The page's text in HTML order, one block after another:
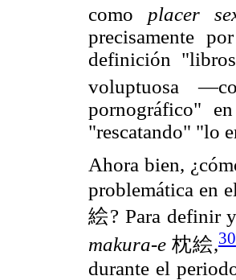
como placer
precisamente
definición
voluptuosa
pornográfico"
"rescatando" "lo
Ahora bien,
problemática en
絵? Para definir
makura-e 枕絵,30
durante el